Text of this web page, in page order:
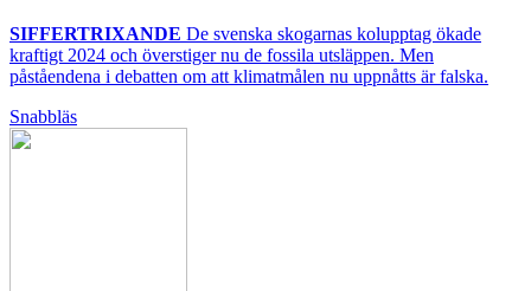
SIFFERTRIXANDE De svenska skogarnas kolupptag ökade
kraftigt 2024 och överstiger nu de fossila utsläppen. Men
påståendena i debatten om att klimatmålen nu uppnåtts är falska.
Snabbläs